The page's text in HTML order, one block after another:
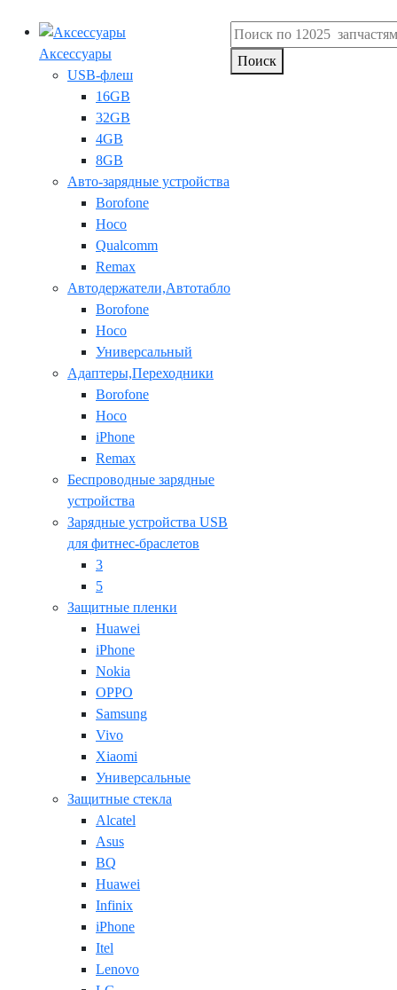
Аксессуары
USB-флеш
16GB
32GB
4GB
8GB
Авто-зарядные устройства
Borofone
Hoco
Qualcomm
Remax
Автодержатели,Автотабло
Borofone
Hoco
Универсальный
Адаптеры,Переходники
Borofone
Hoco
iPhone
Remax
Беспроводные зарядные
устройства
Зарядные устройства USB
для фитнес-браслетов
3
5
Защитные пленки
Huawei
iPhone
Nokia
OPPO
Samsung
Vivo
Xiaomi
Универсальные
Защитные стекла
Alcatel
Asus
BQ
Huawei
Infinix
iPhone
Itel
Lenovo
Поиск